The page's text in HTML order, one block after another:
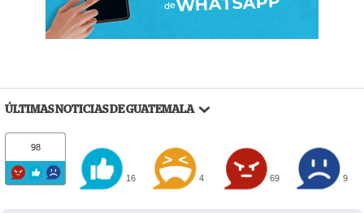
ÚLTIMAS NOTICIAS DE GUATEMALA
98
16 4 69 9